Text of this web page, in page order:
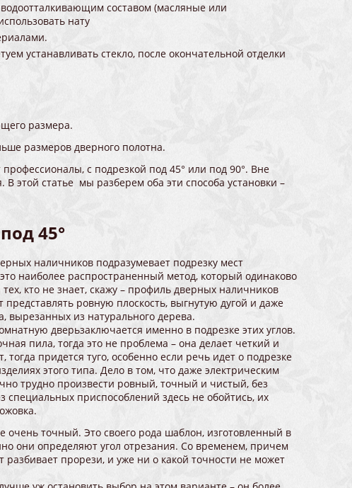
составом (масляные или
нату
устанавливать стекло, после окончательной отделки
размера.
размеров дверного полотна.
с подрезкой под 45° или под 90°. Вне
В этой статье мы разберем оба эти способа установки –
45°
наличников подразумевает подрезку мест
наиболее распространенный метод, который одинаково
кто не знает, скажу – профиль дверных наличников
ровную плоскость, выгнутую дугой и даже
вырезанных из натурального дерева.
дверьзаключается именно в подрезке этих углов.
пила, тогда это не проблема – она делает четкий и
тогда придется туго, особенно если речь идет о подрезке
этого типа. Дело в том, что даже электрическим
трудно произвести ровный, точный и чистый, без
специальных приспособлений здесь не обойтись, их
очень точный. Это своего рода шаблон, изготовленный в
они определяют угол отрезания. Со временем, причем
прорези, и уже ни о какой точности не может